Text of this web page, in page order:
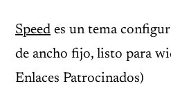
Speed es un tema
de ancho fijo, listo para
Enlaces Patrocinados)